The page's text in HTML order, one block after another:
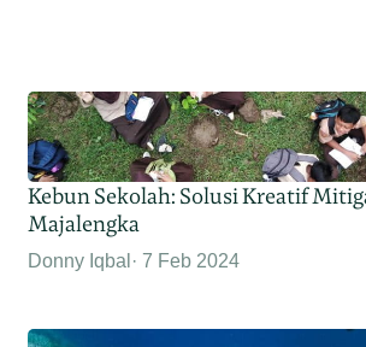
Kebun Sekolah: Solusi Kreatif
Majalengka
Donny Iqbal 7 Feb 2024